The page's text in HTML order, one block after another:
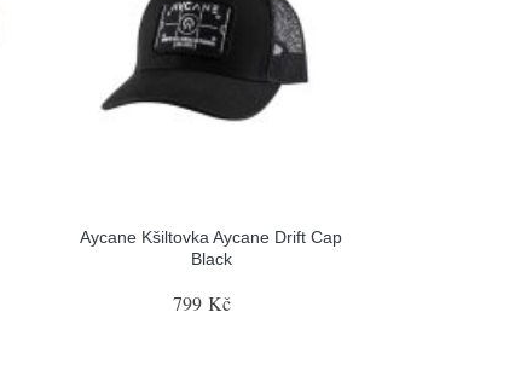
Aycane Kšiltovka Aycane Drift Cap
Black
799 Kč